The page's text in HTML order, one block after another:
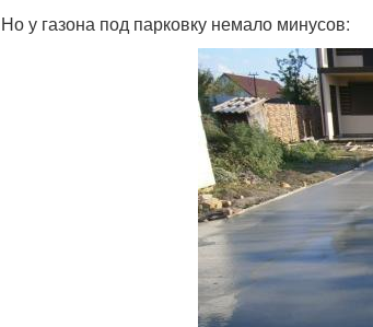
Но у газона под парковку немало минусов: